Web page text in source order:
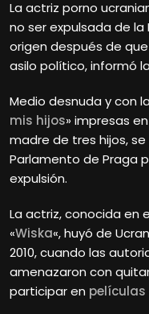
La actriz porno
no ser expulsada de
origen después de
asilo político, informó
Medio desnuda y con
mis hijos» impresas
madre de tres hijos,
Parlamento de Praga
expulsión.
La actriz, conocida en
«Wiska«, huyó de
2010, cuando las
amenazaron con
participar en